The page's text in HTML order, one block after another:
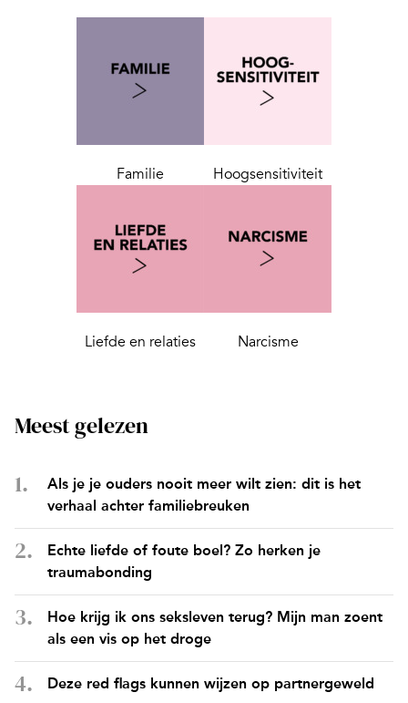
Familie Hoogsensitiviteit
Liefde en relaties Narcisme
Meest gelezen
Als je je ouders nooit meer wilt zien: dit is het
verhaal achter familiebreuken
Echte liefde of foute boel? Zo herken je
traumabonding
Hoe krijg ik ons seksleven terug? Mijn man zoent
als een vis op het droge
Deze red flags kunnen wijzen op partnergeweld